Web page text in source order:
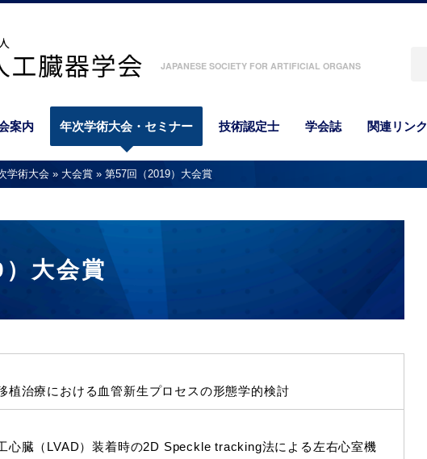
JAPANESE SOCIETY FOR ARTIFICIAL ORGANS
案内 年次学術大会・セミナー 技術認定士 学会誌 関連リンク
学術大会 » 大会賞 » 第57回（2019）大会賞
大会賞
植治療における血管新生プロセスの形態学的検討
心臓（LVAD）装着時の2D Speckle tracking法による左右心室機